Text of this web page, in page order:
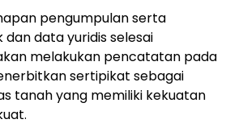
pengumpulan serta
data yuridis selesai
melakukan pencatatan pada
sertipikat sebagai
tanah yang memiliki kekuatan